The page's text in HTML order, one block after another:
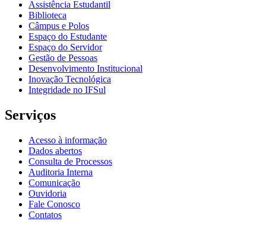
Assistência Estudantil
Biblioteca
Câmpus e Polos
Espaço do Estudante
Espaço do Servidor
Gestão de Pessoas
Desenvolvimento Institucional
Inovação Tecnológica
Integridade no IFSul
Serviços
Acesso à informação
Dados abertos
Consulta de Processos
Auditoria Interna
Comunicação
Ouvidoria
Fale Conosco
Contatos